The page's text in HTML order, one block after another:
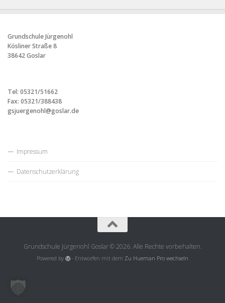
Grundschule Jürgenohl
Kösliner Straße 8
38642 Goslar
Tel: 05321/51662
Fax: 05321/388438
gsjuergenohl@goslar.de
Impressum
Datenschutzerklärung
Grundschule Jürgenohl Goslar © 2026. Alle Rechte vorbehalten.
Powered by - Entworfen mit dem Zu Hueman Pro wechseln